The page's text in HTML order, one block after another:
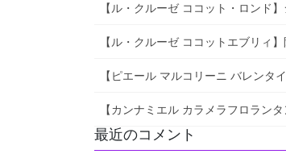
【ル・クルーゼ ココット・ロンド
【ル・クルーゼ ココットエブリィ
【ピエール マルコリーニ バレンタ
【カンナミエル カラメラフロラン
最近のコメント